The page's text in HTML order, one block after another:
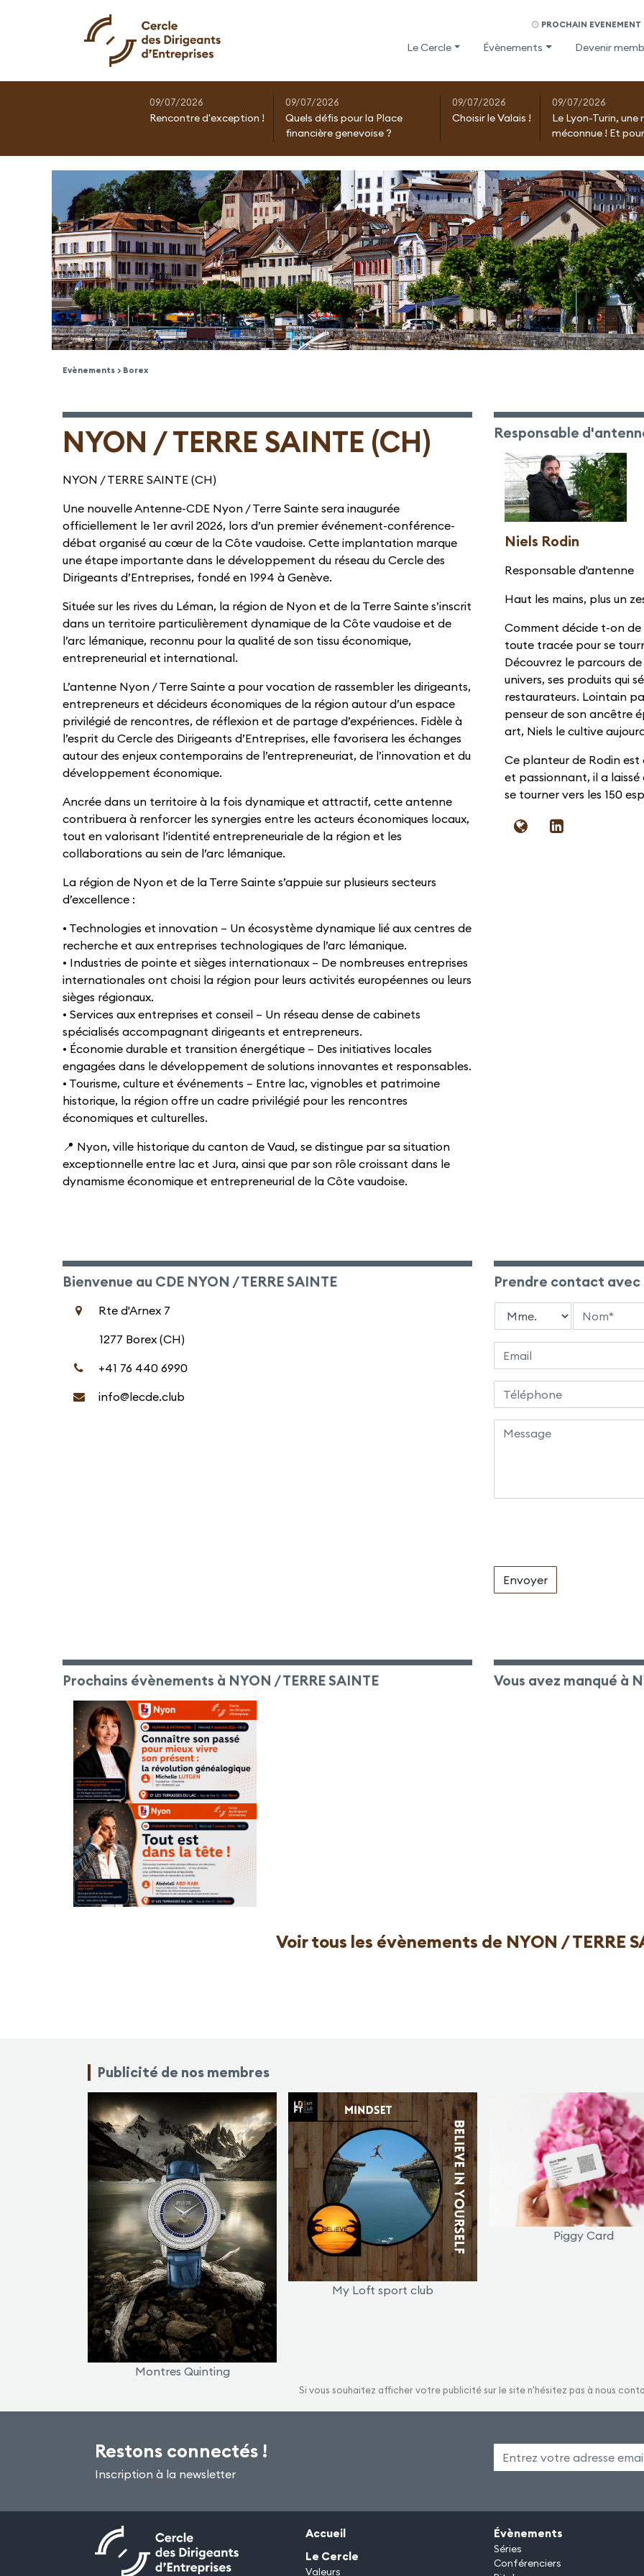
PROCHAIN
Le Cercle Évènements Devenir
09/07/2026
Rencontre d'exception !
09/07/2026
Quels défis pour la Place
financière genevoise ?
09/07/2026
Choisir le Valais !
09/07/2026
Le Lyon-Turin, une
méconnue ! Et
Evènements > Borex
NYON / TERRE SAINTE (CH)
NYON / TERRE SAINTE (CH)
Une nouvelle Antenne-CDE Nyon / Terre Sainte sera inaugurée
officiellement le 1er avril 2026, lors d’un premier événement-conférence-
débat organisé au cœur de la Côte vaudoise. Cette implantation marque
une étape importante dans le développement du réseau du Cercle des
Dirigeants d’Entreprises, fondé en 1994 à Genève.
Située sur les rives du Léman, la région de Nyon et de la Terre Sainte s’inscrit
dans un territoire particulièrement dynamique de la Côte vaudoise et de
l’arc lémanique, reconnu pour la qualité de son tissu économique,
entrepreneurial et international.
L’antenne Nyon / Terre Sainte a pour vocation de rassembler les dirigeants,
entrepreneurs et décideurs économiques de la région autour d’un espace
privilégié de rencontres, de réflexion et de partage d’expériences. Fidèle à
l’esprit du Cercle des Dirigeants d’Entreprises, elle favorisera les échanges
autour des enjeux contemporains de l’entrepreneuriat, de l’innovation et du
développement économique.
Ancrée dans un territoire à la fois dynamique et attractif, cette antenne
contribuera à renforcer les synergies entre les acteurs économiques locaux,
tout en valorisant l’identité entrepreneuriale de la région et les
collaborations au sein de l’arc lémanique.
La région de Nyon et de la Terre Sainte s’appuie sur plusieurs secteurs
d’excellence :
• Technologies et innovation – Un écosystème dynamique lié aux centres de
recherche et aux entreprises technologiques de l’arc lémanique.
• Industries de pointe et sièges internationaux – De nombreuses entreprises
internationales ont choisi la région pour leurs activités européennes ou leurs
sièges régionaux.
• Services aux entreprises et conseil – Un réseau dense de cabinets
spécialisés accompagnant dirigeants et entrepreneurs.
• Économie durable et transition énergétique – Des initiatives locales
engagées dans le développement de solutions innovantes et responsables.
• Tourisme, culture et événements – Entre lac, vignobles et patrimoine
historique, la région offre un cadre privilégié pour les rencontres
économiques et culturelles.
📍 Nyon, ville historique du canton de Vaud, se distingue par sa situation
exceptionnelle entre lac et Jura, ainsi que par son rôle croissant dans le
dynamisme économique et entrepreneurial de la Côte vaudoise.
Responsable
Niels Rodin
Responsable d'antenne
Haut les mains, plus un
Comment décide t-on
toute tracée pour se
Découvrez le parcours
univers, ses produits qui
restaurateurs. Lointain
penseur de son ancêtre
art, Niels le cultive
Ce planteur de Rodin
et passionnant, il a
se tourner vers les 150
Bienvenue au CDE NYON / TERRE SAINTE
Rte d'Arnex 7
1277 Borex (CH)
+41 76 440 6990
info@lecde.club
Prendre contact
Prochains évènements à NYON / TERRE SAINTE Vous avez manqué à
Voir tous les évènements de NYON / TERRE
Publicité de nos membres
Montres Quinting
My Loft sport club
Piggy Card
Si vous souhaitez afficher votre publicité sur le site n'hésitez pas à nous
Restons connectés !
Inscription à la newsletter
Accueil
Le Cercle
Valeurs
Évènements
Séries
Conférenciers